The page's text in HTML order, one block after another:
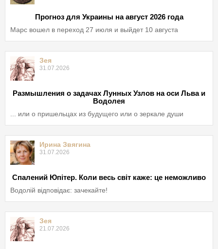
Прогноз для Украины на август 2026 года
Марс вошел в переход 27 июля и выйдет 10 августа
Зея
31.07.2026
Размышления о задачах Лунных Узлов на оси Льва и
Водолея
... или о пришельцах из будущего или о зеркале души
Ирина Звягина
31.07.2026
Спалений Юпітер. Коли весь світ каже: це неможливо
Водолій відповідає: зачекайте!
Зея
21.07.2026